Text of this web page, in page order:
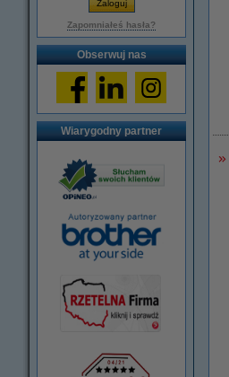
Zapomniałeś hasła?
Obserwuj nas
Wiarygodny partner